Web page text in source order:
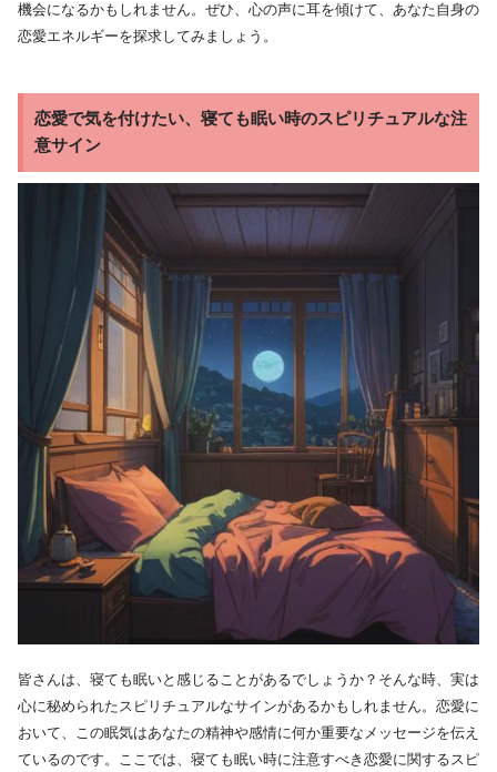
機会になるかもしれません。ぜひ、心の声に耳を傾けて、あなた自身の
恋愛エネルギーを探求してみましょう。
恋愛で気を付けたい、寝ても眠い時のスピリチュアルな注
意サイン
皆さんは、寝ても眠いと感じることがあるでしょうか？そんな時、実は
心に秘められたスピリチュアルなサインがあるかもしれません。恋愛に
おいて、この眠気はあなたの精神や感情に何か重要なメッセージを伝え
ているのです。ここでは、寝ても眠い時に注意すべき恋愛に関するスピ